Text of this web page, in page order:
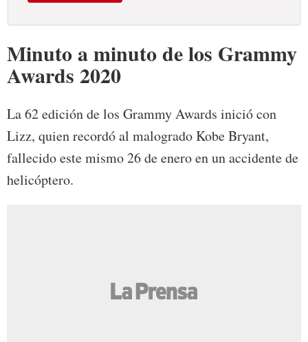
Minuto a minuto de los Grammy
Awards 2020
La 62 edición de los Grammy Awards inició con
Lizz, quien recordó al malogrado Kobe Bryant,
fallecido este mismo 26 de enero en un accidente de
helicóptero.